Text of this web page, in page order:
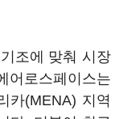
조에 맞춰 시장
로스페이스는
카(MENA) 지역